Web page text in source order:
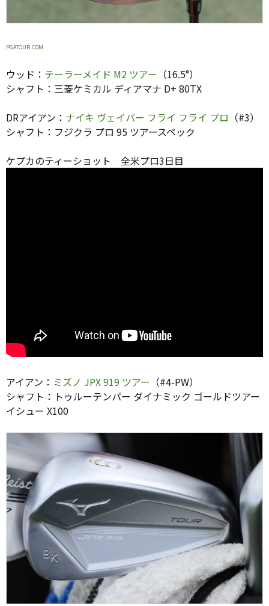
PGATOUR.COM
ウッド： テーラーメイド M2 ツアー （16.5°）
シャフト：三菱ケミカル ディアマナ D+ 80TX
DRアイアン： ナイキ ヴェイパー フライ フライ プロ （#3）
シャフト：フジクラ プロ 95 ツアースペック
ケプカのティーショット 全米プロ3日目
アイアン： ミズノ JPX 919 ツアー （#4-PW）
シャフト：トゥルーテンパー ダイナミック ゴールドツアー
イシュー X100